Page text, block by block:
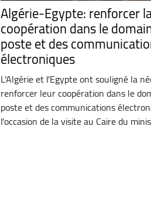
Algérie-Egypte: renforcer
coopération dans le
poste et des
électroniques
L'Algérie et l'Egypte ont souligné la
renforcer leur coopération dans le
poste et des communications
l'occasion de la visite au Caire du